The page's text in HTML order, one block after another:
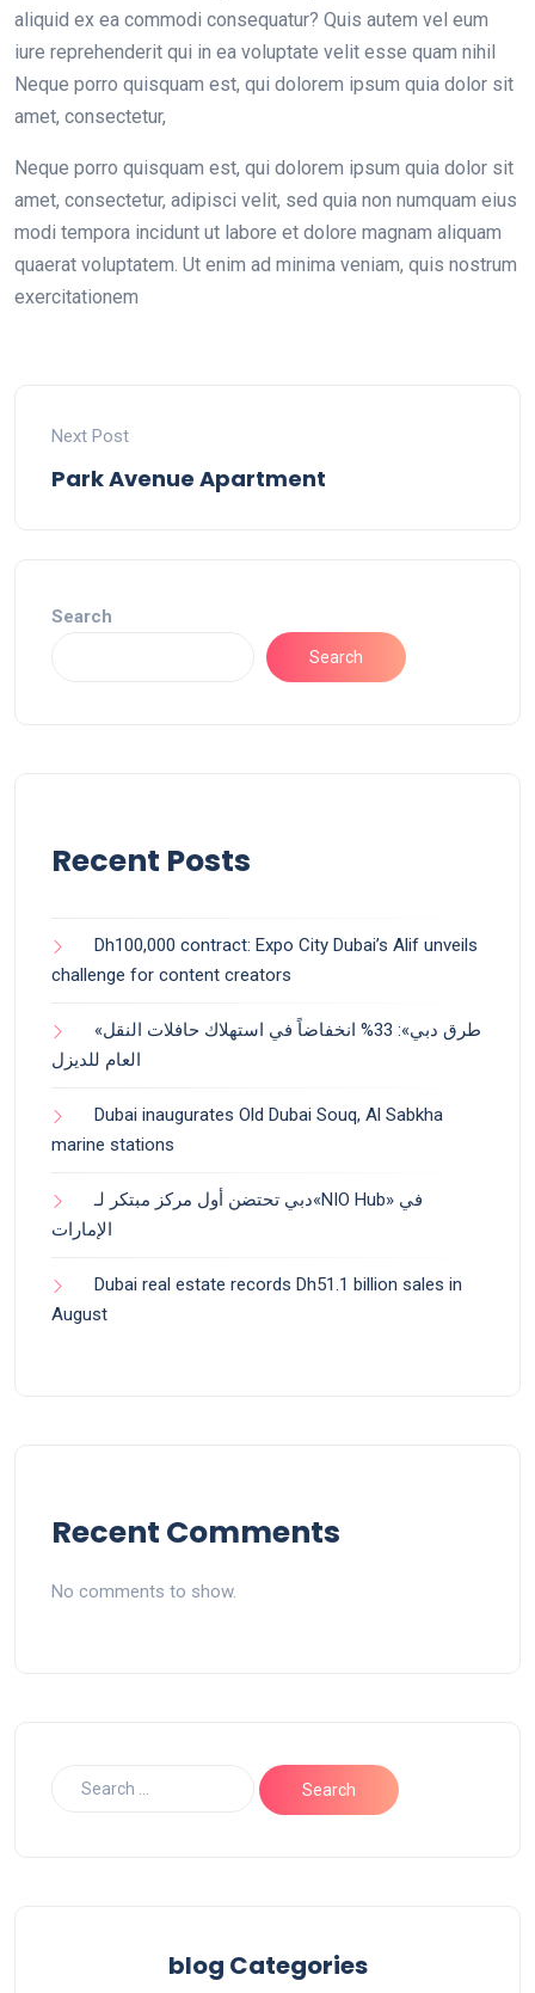
aliquid ex ea commodi consequatur? Quis autem vel eum
iure reprehenderit qui in ea voluptate velit esse quam nihil
Neque porro quisquam est, qui dolorem ipsum quia dolor sit
amet, consectetur,
Neque porro quisquam est, qui dolorem ipsum quia dolor sit
amet, consectetur, adipisci velit, sed quia non numquam eius
modi tempora incidunt ut labore et dolore magnam aliquam
quaerat voluptatem. Ut enim ad minima veniam, quis nostrum
exercitationem
Next Post
Park Avenue Apartment
Search
Search
Recent Posts
Dh100,000 contract: Expo City Dubai’s Alif unveils
challenge for content creators
«طرق دبي»: 33% انخفاضاً في استهلاك حافلات النقل
العام للديزل
Dubai inaugurates Old Dubai Souq, Al Sabkha
marine stations
دبي تحتضن أول مركز مبتكر لـ«NIO Hub» في
الإمارات
Dubai real estate records Dh51.1 billion sales in
August
Recent Comments
No comments to show.
blog Categories